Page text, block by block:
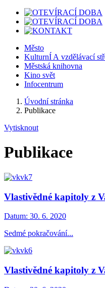
Město
KulturnÍ A vzdělávací
Městská knihovna
Kino svět
Infocentrum
Úvodní stránka
Publikace
Vytisknout
Publikace
Vlastivědné kapitoly z
Datum: 30. 6. 2020
Sedmé pokračování...
Vlastivědné kapitoly z